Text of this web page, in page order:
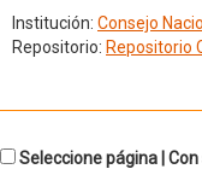
Institución: Consejo
Repositorio: Repositorio
Seleccione página |